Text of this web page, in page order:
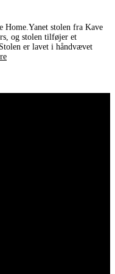
Home.Yanet stolen fra Kave
og stolen tilføjer et
er lavet i håndvævet